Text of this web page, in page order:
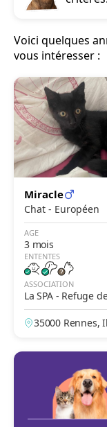
Voici quelques
vous intéresser :
Miracle
Chat - Européen
AGE
3 mois
ENTENTES
ASSOCIATION
La SPA - Refuge
es
35000 Rennes,